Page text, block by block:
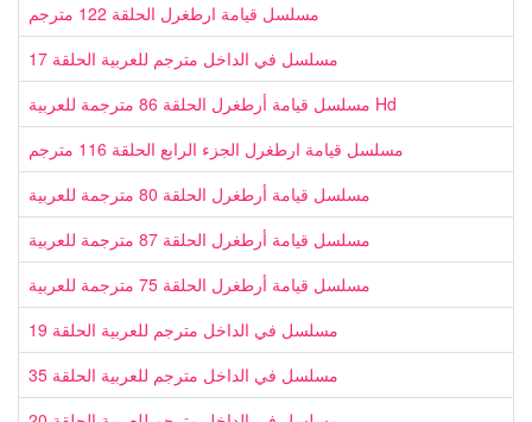
مسلسل قيامة ارطغرل الحلقة 122 مترجم
مسلسل في الداخل مترجم للعربية الحلقة 17
مسلسل قيامة أرطغرل الحلقة 86 مترجمة للعربية Hd
مسلسل قيامة ارطغرل الجزء الرابع الحلقة 116 مترجم
مسلسل قيامة أرطغرل الحلقة 80 مترجمة للعربية
مسلسل قيامة أرطغرل الحلقة 87 مترجمة للعربية
مسلسل قيامة أرطغرل الحلقة 75 مترجمة للعربية
مسلسل في الداخل مترجم للعربية الحلقة 19
مسلسل في الداخل مترجم للعربية الحلقة 35